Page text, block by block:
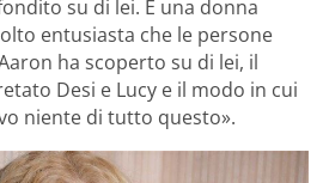
su di lei. È una donna
entusiasta che le persone
ha scoperto su di lei, il
Desi e Lucy e il modo in cui
niente di tutto questo».